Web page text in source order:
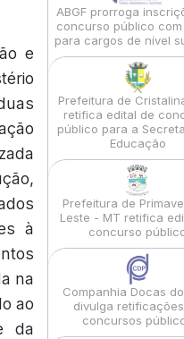
e
à
na
ao
da
ABGF prorroga
concurso público com
para cargos de nível
Prefeitura de
retifica edital de
público para a
Educação
Prefeitura de
Leste - MT retifica
concurso
Companhia Docas
divulga
concursos